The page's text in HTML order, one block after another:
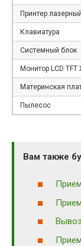
Принтер лазерный
Клавиатура
Системный блок
Монитор LCD
Материнская
Пылесос
Вам также